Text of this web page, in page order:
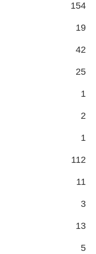
154
19
42
25
1
2
1
112
11
3
13
5